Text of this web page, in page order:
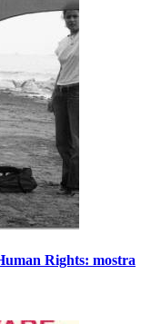
Rights: mostra